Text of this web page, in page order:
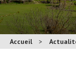
Accueil >